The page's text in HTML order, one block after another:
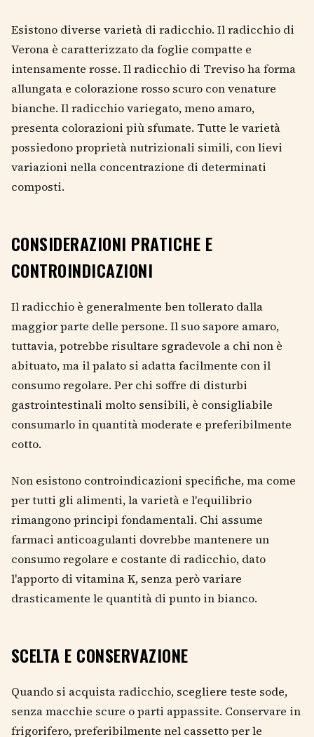
Esistono diverse varietà di radicchio. Il radicchio di
Verona è caratterizzato da foglie compatte e
intensamente rosse. Il radicchio di Treviso ha forma
allungata e colorazione rosso scuro con venature
bianche. Il radicchio variegato, meno amaro,
presenta colorazioni più sfumate. Tutte le varietà
possiedono proprietà nutrizionali simili, con lievi
variazioni nella concentrazione di determinati
composti.
CONSIDERAZIONI PRATICHE E
CONTROINDICAZIONI
Il radicchio è generalmente ben tollerato dalla
maggior parte delle persone. Il suo sapore amaro,
tuttavia, potrebbe risultare sgradevole a chi non è
abituato, ma il palato si adatta facilmente con il
consumo regolare. Per chi soffre di disturbi
gastrointestinali molto sensibili, è consigliabile
consumarlo in quantità moderate e preferibilmente
cotto.
Non esistono controindicazioni specifiche, ma come
per tutti gli alimenti, la varietà e l'equilibrio
rimangono principi fondamentali. Chi assume
farmaci anticoagulanti dovrebbe mantenere un
consumo regolare e costante di radicchio, dato
l'apporto di vitamina K, senza però variare
drasticamente le quantità di punto in bianco.
SCELTA E CONSERVAZIONE
Quando si acquista radicchio, scegliere teste sode,
senza macchie scure o parti appassite. Conservare in
frigorifero, preferibilmente nel cassetto per le